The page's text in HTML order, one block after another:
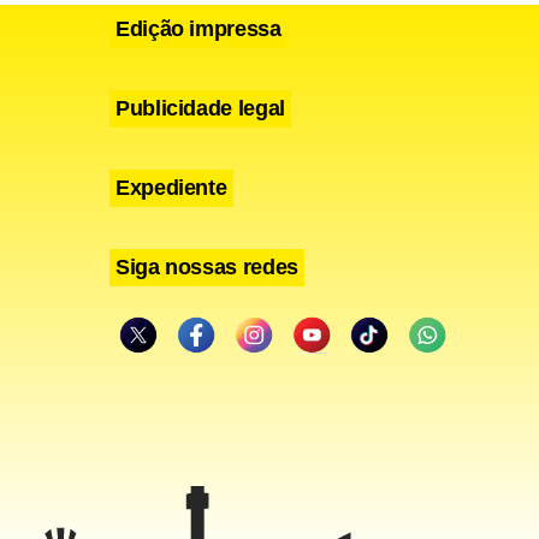
muito
Edição impressa
Publicidade legal
Expediente
Siga nossas redes